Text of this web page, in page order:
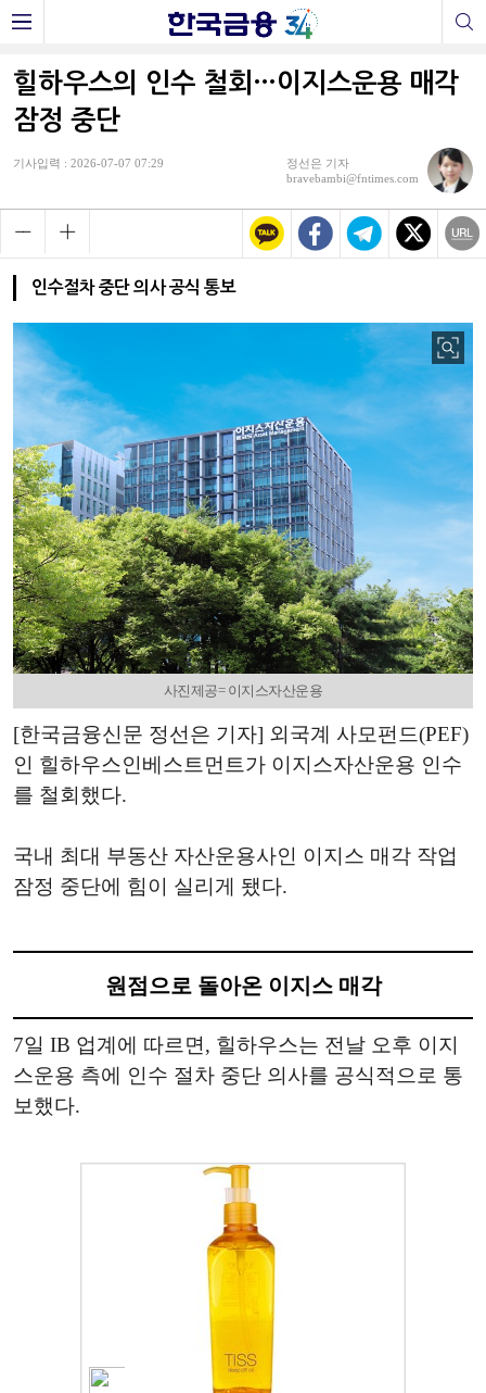
힐하우스의 인수 철회…이지스운용 매각
잠정 중단
기사입력 : 2026-07-07 07:29
정선은 기자
bravebambi@fntimes.com
인수절차 중단 의사 공식 통보
사진제공= 이지스자산운용
[한국금융신문 정선은 기자] 외국계 사모펀드(PEF)
인 힐하우스인베스트먼트가 이지스자산운용 인수
를 철회했다.
국내 최대 부동산 자산운용사인 이지스 매각 작업
잠정 중단에 힘이 실리게 됐다.
원점으로 돌아온 이지스 매각
7일 IB 업계에 따르면, 힐하우스는 전날 오후 이지
스운용 측에 인수 절차 중단 의사를 공식적으로 통
보했다.